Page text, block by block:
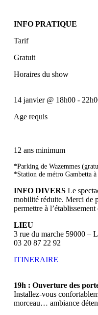
INFO PRATIQUE
Tarif
Gratuit
Horaires du show
14 janvier @ 18h00 -
Age requis
12 ans minimum
*Parking de Wazemmes
*Station de métro Gambetta
INFO DIVERS Le
mobilité réduite. Merci de
permettre à
LIEU
3 rue du marche 59000 –
03 20 87 22 92
ITINERAIRE
19h : Ouverture des
Installez-vous
morceau… ambiance